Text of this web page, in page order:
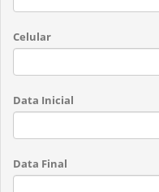
Celular
Data Inicial
Data Final